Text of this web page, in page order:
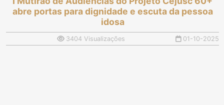
abre portas para dignidade e escuta da pessoa
idosa
3404 Visualizações 01-10-2025